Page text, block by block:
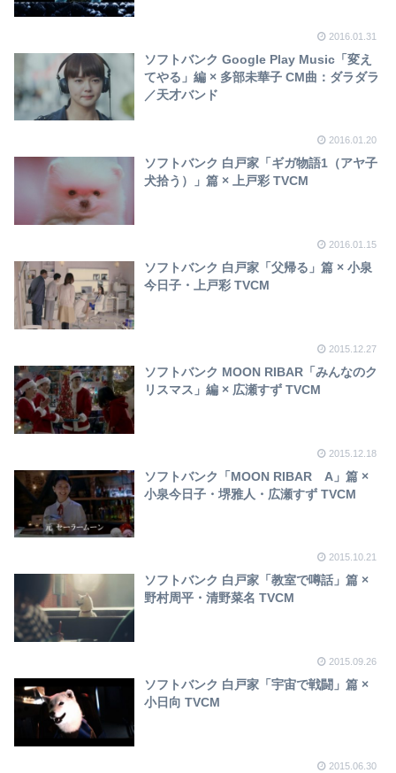
2016.01.31
ソフトバンク Google Play Music「変え
てやる」編 × 多部未華子 CM曲：ダラダラ
／天才バンド
2016.01.20
ソフトバンク 白戸家「ギガ物語1（アヤ子
犬拾う）」篇 × 上戸彩 TVCM
2016.01.15
ソフトバンク 白戸家「父帰る」篇 × 小泉
今日子・上戸彩 TVCM
2015.12.27
ソフトバンク MOON RIBAR「みんなのク
リスマス」編 × 広瀬すず TVCM
2015.12.18
ソフトバンク「MOON RIBAR A」篇 ×
小泉今日子・堺雅人・広瀬すず TVCM
2015.10.21
ソフトバンク 白戸家「教室で噂話」篇 ×
野村周平・清野菜名 TVCM
2015.09.26
ソフトバンク 白戸家「宇宙で戦闘」篇 ×
小日向 TVCM
2015.06.30